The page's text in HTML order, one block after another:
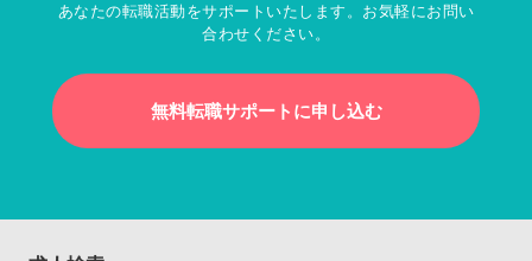
あなたの転職活動をサポートいたします。お気軽にお問い
合わせください。
無料転職サポートに申し込む